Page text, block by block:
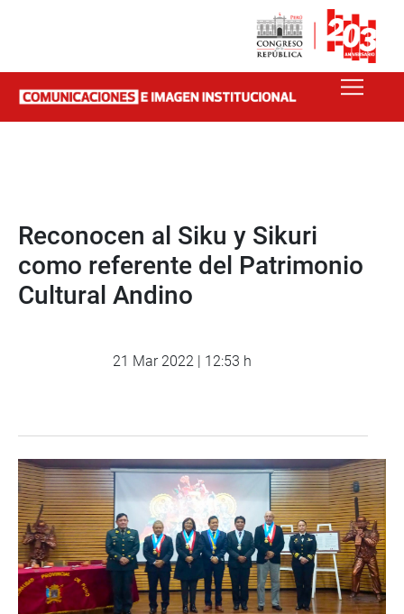
Reconocen al Siku y Sikuri
como referente del Patrimonio
Cultural Andino
21 Mar 2022 | 12:53 h